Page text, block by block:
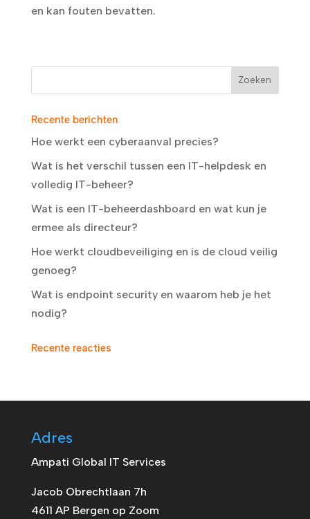
en kan fouten bevatten.
Recente berichten
Hoe werkt een cyberaanval precies?
Wat is het verschil tussen een IT-helpdesk en
volledig IT-beheer?
Wat is een IT-beheerdashboard en wat kun je
ermee als directeur?
Hoe werkt cloudbeveiliging en is de cloud veilig
genoeg?
Wat is endpoint security en waarom heb je het
nodig?
Recente reacties
Adres
Ampati Global IT Services
Jacob Obrechtlaan 7h
4611 AP Bergen op Zoom